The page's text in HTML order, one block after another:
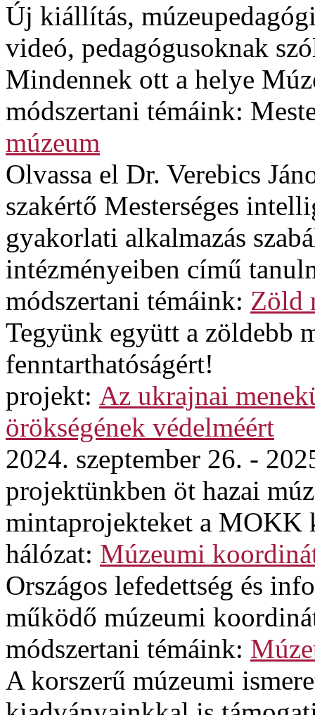
Új kiállítás,
videó, pedagógusoknak
Mindennek ott a helye
módszertani témáink:
múzeum
Olvassa el Dr. Verebics
szakértő Mesterséges
gyakorlati alkalmazás
intézményeiben című
módszertani témáink: Zöld
Tegyünk együtt a zöldebb
fenntarthatóságért!
projekt: Az ukrajnai
örökségének védelméért
2024. szeptember 26. -
projektünkben öt hazai
mintaprojekteket a MOKK
hálózat: Múzeumi
Országos lefedettség és
működő múzeumi
módszertani témáink:
A korszerű múzeumi